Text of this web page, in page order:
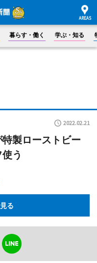
暮らす・働く 学ぶ・知る
2022.02.21
特製ローストビー
う
る